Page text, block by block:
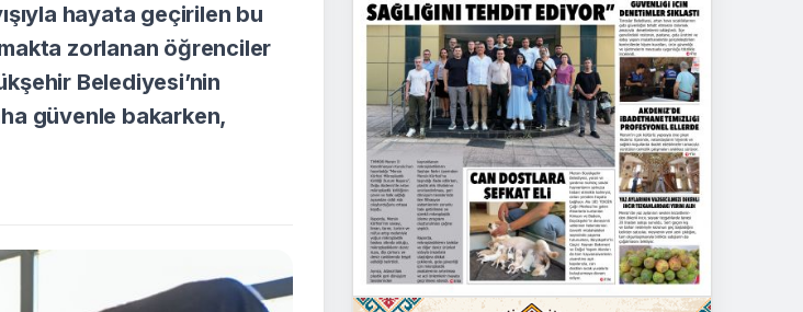
hayata geçirilen bu
zorlanan öğrenciler
Belediyesi’nin
güvenle bakarken,